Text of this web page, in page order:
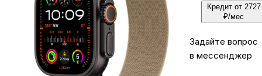
LEGO
Для домашних питомцев
Кредит от 2727
₽/мес
Задайте вопрос
в мессенджер